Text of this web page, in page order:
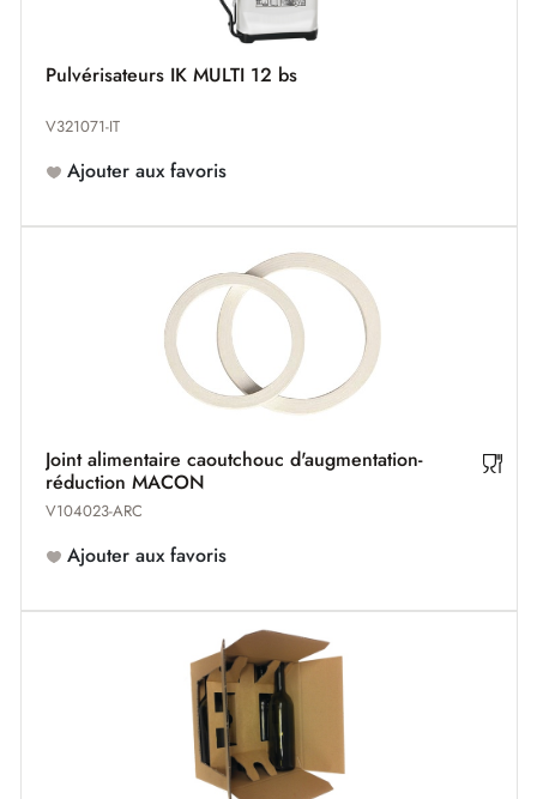
Pulvérisateurs IK MULTI 12 bs
V321071-IT
Ajouter aux favoris
Joint alimentaire caoutchouc d'augmentation-
réduction MACON
V104023-ARC
Ajouter aux favoris